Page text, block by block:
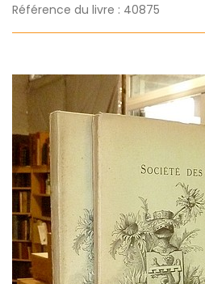
Référence du livre : 40875